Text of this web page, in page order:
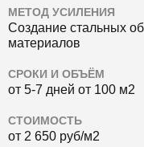
МЕТОД УСИЛЕНИЯ
Создание стальных
материалов
СРОКИ И ОБЪЁМ
от 5-7 дней от 100 м2
СТОИМОСТЬ
от 2 650 руб/м2